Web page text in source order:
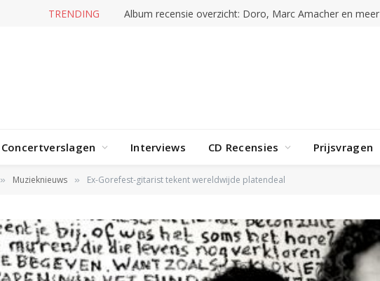
TRENDING Album recensie overzicht: Doro, Marc Amacher en meer
Concertverslagen Interviews CD Recensies Prijsvragen
» Muzieknieuws » Ex-Gorefest-gitarist tekent wereldwijde platendeal